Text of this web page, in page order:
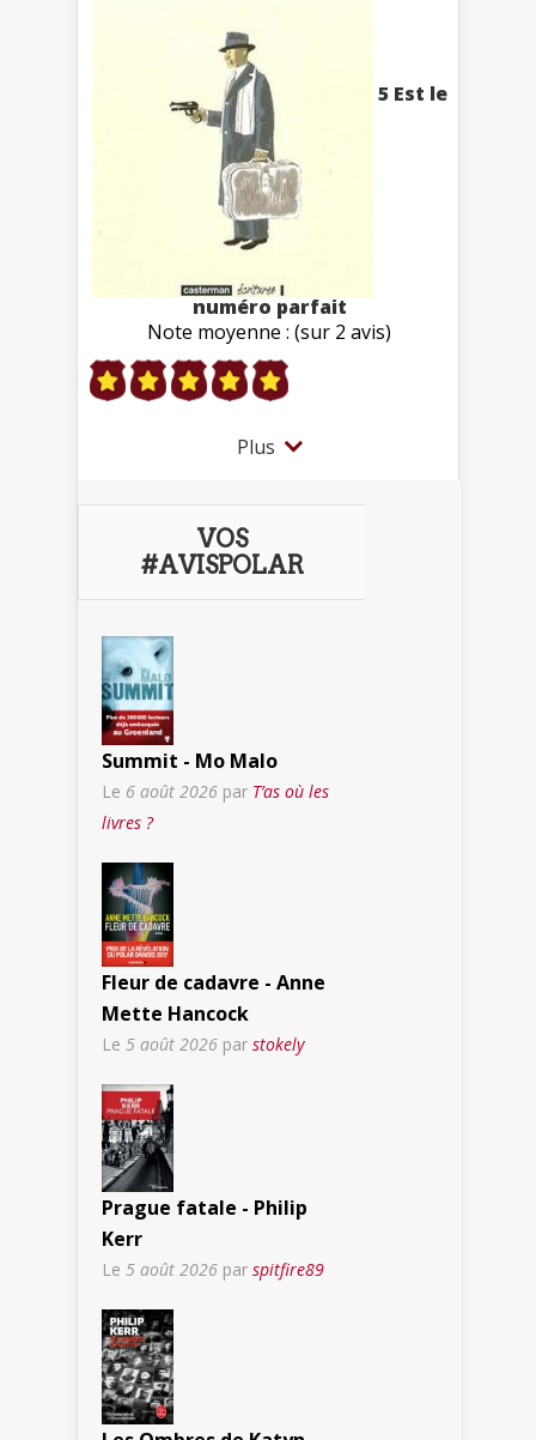
5 Est le
numéro parfait
Note moyenne : (sur 2 avis)
Plus
VOS
#AVISPOLAR
Summit - Mo Malo
Le 6 août 2026 par T’as où les
livres ?
Fleur de cadavre - Anne
Mette Hancock
Le 5 août 2026 par stokely
Prague fatale - Philip
Kerr
Le 5 août 2026 par spitfire89